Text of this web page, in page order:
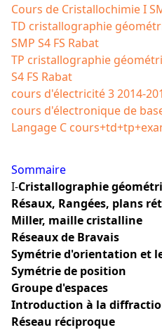
Cours de Cristallochimie I
TD cristallographie
SMP S4 FS Rabat
TP cristallographie
S4 FS Rabat
cours d'électricité 3 2014-
cours d'électronique de
Langage C
Sommaire
I-Cristallographie
Résaux, Rangées, plans
Miller, maille cristalline
Réseaux de Bravais
Symétrie d'orientation et
Symétrie de position
Groupe d'espaces
Introduction à la
Réseau réciproque